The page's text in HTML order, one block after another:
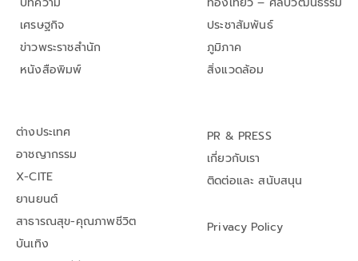
เศรษฐกิจ
ข่าวพระราชสำนัก
หนังสือพิมพ์
ประชาสัมพันธ์
ภูมิภาค
สิ่งแวดล้อม
ต่างประเทศ
อาชญากรรม
X-CITE
ยานยนต์
สาธารณสุข-คุณภาพชีวิต
บันเทิง
PR & PRESS
เกี่ยวกับเรา
ติดต่อและ สนับสนุน
Privacy Policy